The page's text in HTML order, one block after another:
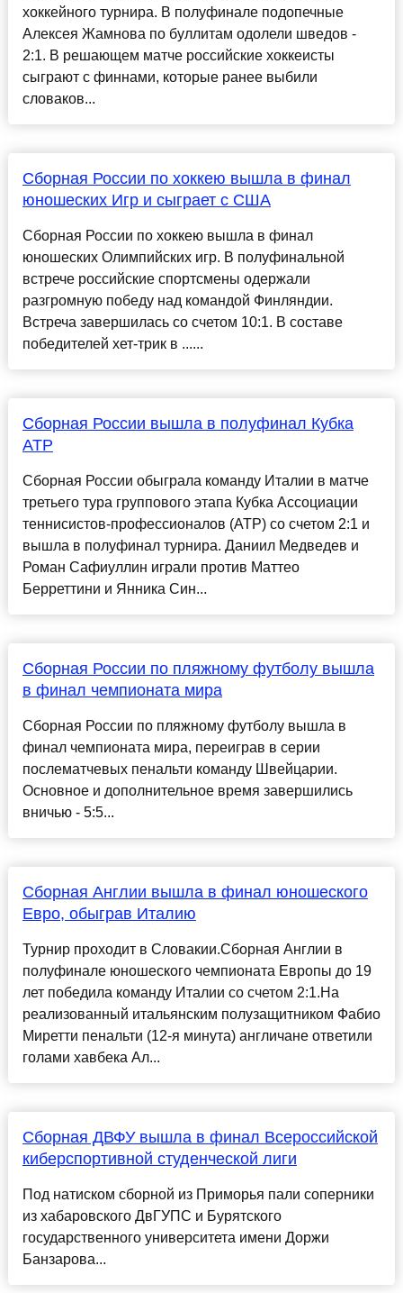
хоккейного турнира. В полуфинале подопечные
Алексея Жамнова по буллитам одолели шведов -
2:1. В решающем матче российские хоккеисты
сыграют с финнами, которые ранее выбили
словаков...
Сборная России по хоккею вышла в финал
юношеских Игр и сыграет с США
Сборная России по хоккею вышла в финал
юношеских Олимпийских игр. В полуфинальной
встрече российские спортсмены одержали
разгромную победу над командой Финляндии.
Встреча завершилась со счетом 10:1. В составе
победителей хет-трик в ......
Сборная России вышла в полуфинал Кубка
ATP
Сборная России обыграла команду Италии в матче
третьего тура группового этапа Кубка Ассоциации
теннисистов-профессионалов (АТР) со счетом 2:1 и
вышла в полуфинал турнира. Даниил Медведев и
Роман Сафиуллин играли против Маттео
Берреттини и Янника Син...
Сборная России по пляжному футболу вышла
в финал чемпионата мира
Сборная России по пляжному футболу вышла в
финал чемпионата мира, переиграв в серии
послематчевых пенальти команду Швейцарии.
Основное и дополнительное время завершились
вничью - 5:5...
Сборная Англии вышла в финал юношеского
Евро, обыграв Италию
Турнир проходит в Словакии.Сборная Англии в
полуфинале юношеского чемпионата Европы до 19
лет победила команду Италии со счетом 2:1.На
реализованный итальянским полузащитником Фабио
Миретти пенальти (12-я минута) англичане ответили
голами хавбека Ал...
Сборная ДВФУ вышла в финал Всероссийской
киберспортивной студенческой лиги
Под натиском сборной из Приморья пали соперники
из хабаровского ДвГУПС и Бурятского
государственного университета имени Доржи
Банзарова...